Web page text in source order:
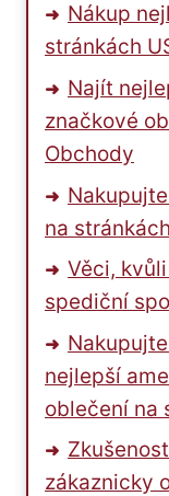
Nákup
stránkách
Najít
značkové
Obchody
na
Věci,
spediční
nejlepší
oblečení na
zákaznicky